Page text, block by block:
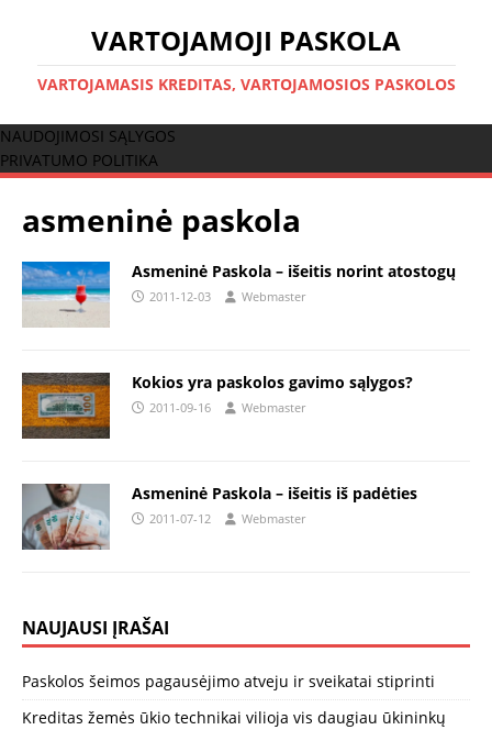
VARTOJAMOJI PASKOLA
VARTOJAMASIS KREDITAS, VARTOJAMOSIOS PASKOLOS
NAUDOJIMOSI SĄLYGOS
PRIVATUMO POLITIKA
asmeninė paskola
Asmeninė Paskola – išeitis norint atostogų
2011-12-03 Webmaster
Kokios yra paskolos gavimo sąlygos?
2011-09-16 Webmaster
Asmeninė Paskola – išeitis iš padėties
2011-07-12 Webmaster
NAUJAUSI ĮRAŠAI
Paskolos šeimos pagausėjimo atveju ir sveikatai stiprinti
Kreditas žemės ūkio technikai vilioja vis daugiau ūkininkų